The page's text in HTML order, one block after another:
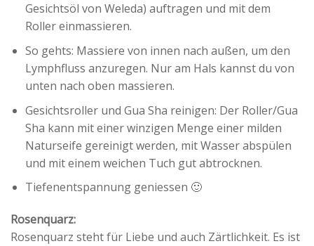
Gesichtsöl von Weleda) auftragen und mit dem
Roller einmassieren.
So gehts: Massiere von innen nach außen, um den
Lymphfluss anzuregen. Nur am Hals kannst du von
unten nach oben massieren.
Gesichtsroller und Gua Sha reinigen: Der Roller/Gua
Sha kann mit einer winzigen Menge einer milden
Naturseife gereinigt werden, mit Wasser abspülen
und mit einem weichen Tuch gut abtrocknen.
Tiefenentspannung geniessen 🙂
Rosenquarz:
Rosenquarz steht für Liebe und auch Zärtlichkeit. Es ist